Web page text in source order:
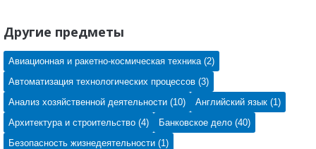
Другие предметы
Авиационная и ракетно-космическая техника (2)
Автоматизация технологических процессов (3)
Анализ хозяйственной деятельности (10)
Английский язык (1)
Архитектура и строительство (4)
Банковское дело (40)
Безопасность жизнедеятельности (1)